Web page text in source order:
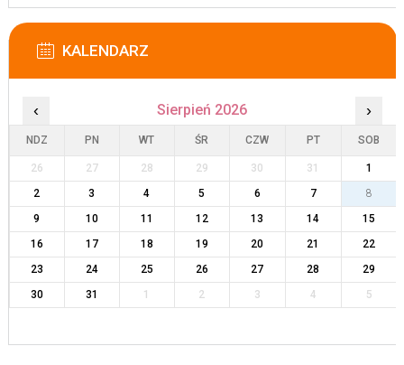
KALENDARZ
‹ Sierpień 2026 ›
NDZ PN WT ŚR CZW PT SOB
26 27 28 29 30 31
1
2
3 4 5 6 7
8
9
10 11 12 13 14
15
16
17 18 19 20 21
22
23
24 25 26 27 28
29
30
31 1 2 3 4 5